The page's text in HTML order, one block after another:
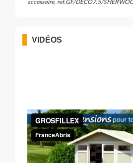
accessoire, ref.GF/DECO7.5/
VIDÉOS